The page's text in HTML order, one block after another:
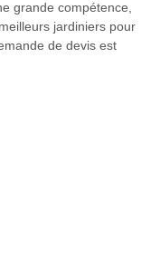
grande compétence,
jardiniers pour
de devis est